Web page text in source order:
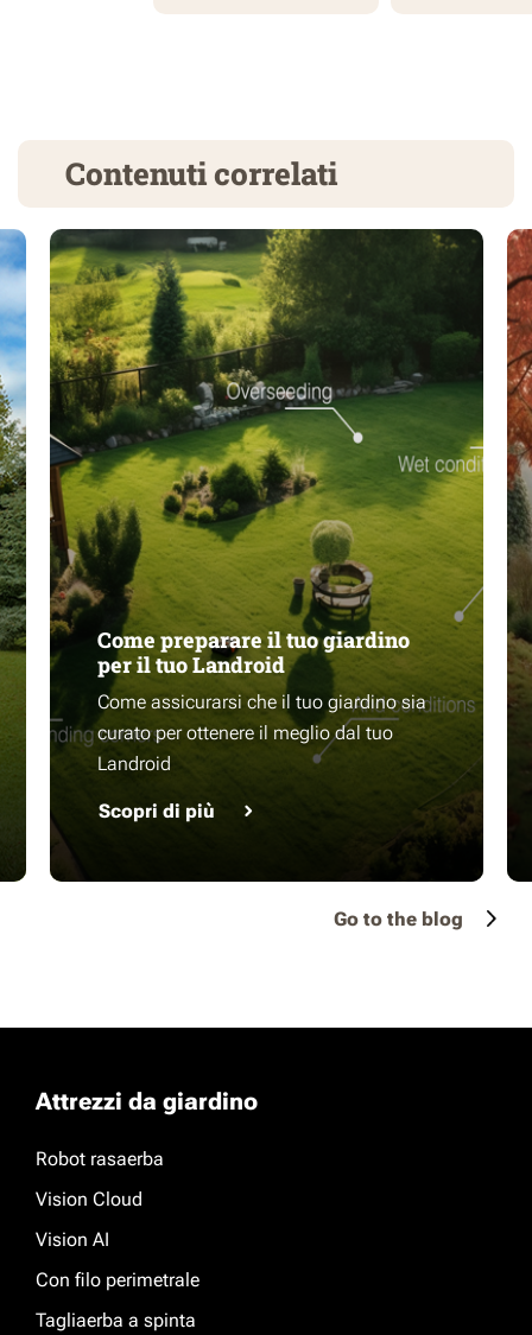
Contenuti correlati
Come preparare il tuo giardino
per il tuo Landroid
Come assicurarsi che il tuo giardino sia
curato per ottenere il meglio dal tuo
Landroid
Scopri di più
Go to the blog
Attrezzi da giardino
Robot rasaerba
Vision Cloud
Vision AI
Con filo perimetrale
Tagliaerba a spinta